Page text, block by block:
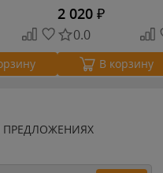
2 020 ₽
0.0
В корзину